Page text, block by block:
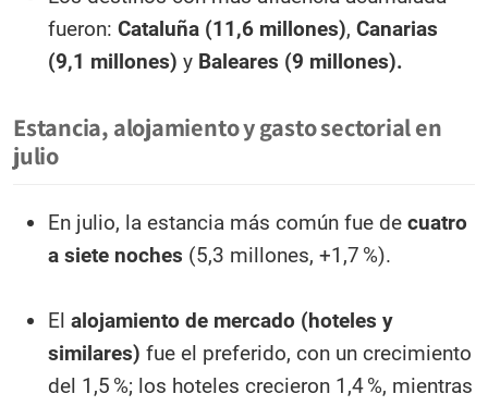
fueron: Cataluña (11,6 millones), Canarias
(9,1 millones) y Baleares (9 millones).
Estancia, alojamiento y gasto sectorial en
julio
En julio, la estancia más común fue de cuatro
a siete noches (5,3 millones, +1,7 %).
El alojamiento de mercado (hoteles y
similares) fue el preferido, con un crecimiento
del 1,5 %; los hoteles crecieron 1,4 %, mientras